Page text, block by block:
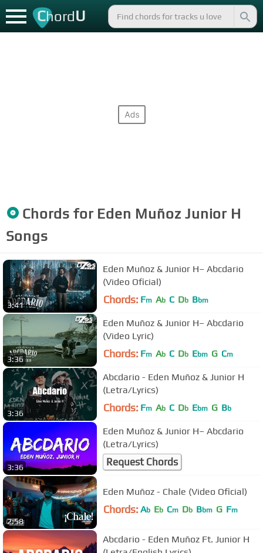
ChordU
Chords for Eden Muñoz Junior H
Songs
3:41
Eden Muñoz & Junior H– Abcdario
(Video Oficial)
Chords: Fm Ab C Db Bbm
3:36
Eden Muñoz & Junior H– Abcdario
(Video Lyric)
Chords: Fm Ab C Db Ebm G Cm
3:36
Abcdario - Eden Muñoz & Junior H
(Letra/Lyrics)
Chords: Fm Ab C Db Ebm G Bb
3:36
Eden Muñoz & Junior H– Abcdario
(Letra/Lyrics)
Request Chords
2:58
Eden Muñoz - Chale (Video Oficial)
Chords: Ab Eb Cm Db Bbm G Fm
Abcdario - Eden Muñoz Ft. Junior H